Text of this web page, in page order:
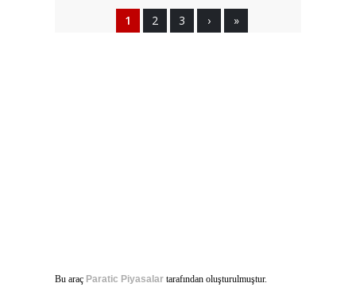
1 2 3 › »
Bu araç Paratic Piyasalar tarafından oluşturulmuştur.